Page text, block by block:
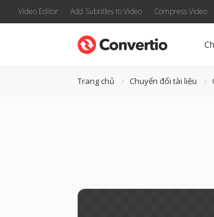
Video Editor Add Subtitles to Video Compress Video
Trang chủ Chuyển đổi tài liệu